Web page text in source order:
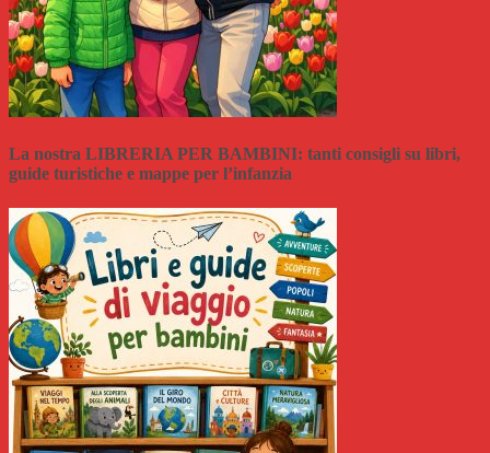
La nostra LIBRERIA PER BAMBINI: tanti consigli su libri,
guide turistiche e mappe per l’infanzia